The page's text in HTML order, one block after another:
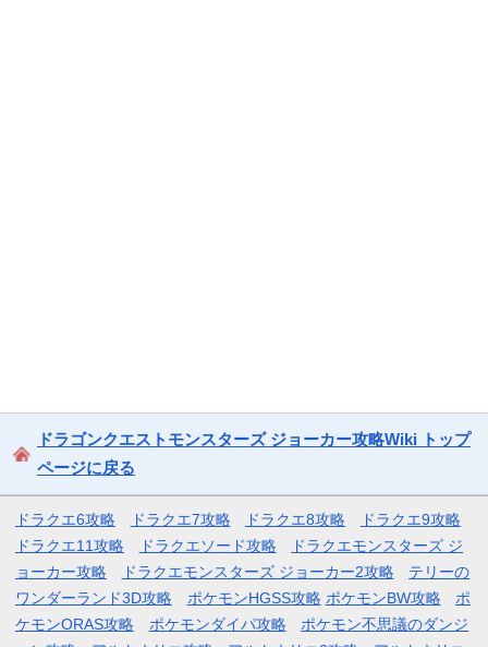
ドラゴンクエストモンスターズ ジョーカー攻略Wiki トップ
ページに戻る
ドラクエ6攻略 ドラクエ7攻略 ドラクエ8攻略
ドラクエ9攻略
ドラクエ11攻略
ドラクエソード攻略
ドラクエモンスターズ ジ
ョーカー攻略
ドラクエモンスターズ ジョーカー2攻略
テリーの
ワンダーランド3D攻略
ポケモンHGSS攻略 ポケモンBW攻略
ポ
ケモンORAS攻略
ポケモンダイパ攻略
ポケモン不思議のダンジ